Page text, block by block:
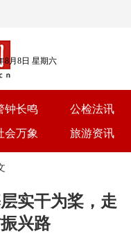
8月8日 星期六
钟长鸣 公检法讯
会万象 旅游资讯
实干为桨，走
兴路